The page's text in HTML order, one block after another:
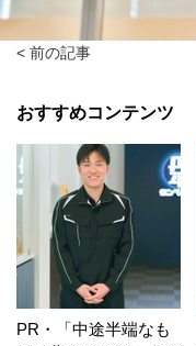
< 前の記事
おすすめコンテンツ
PR・「中途半端なも